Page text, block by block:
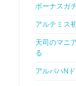
ボーナスガ
アルテミス
天司のマニ
る
アルバハN